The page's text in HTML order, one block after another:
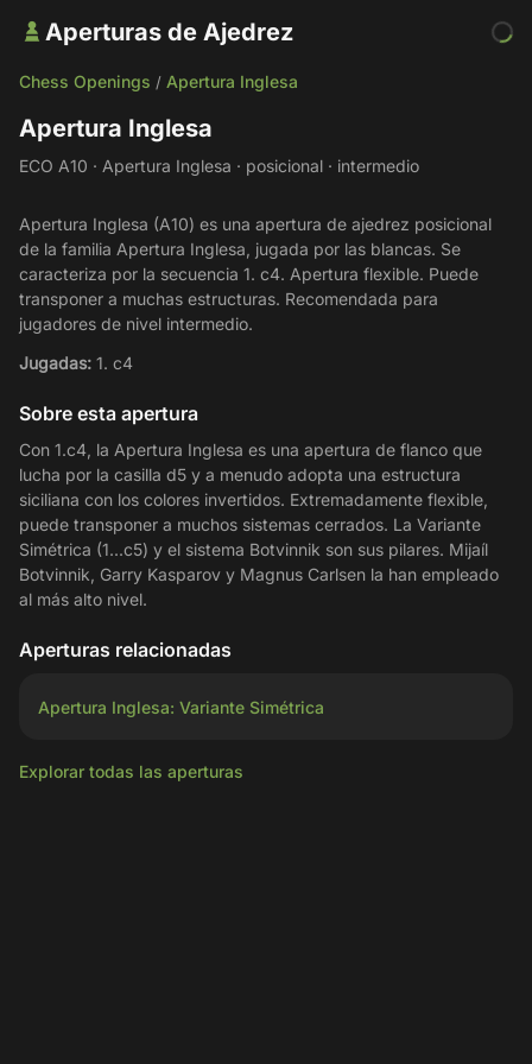
Aperturas de Ajedrez
Chess Openings / Apertura Inglesa
Apertura Inglesa
ECO A10 · Apertura Inglesa · posicional · intermedio
Apertura Inglesa (A10) es una apertura de ajedrez posicional
de la familia Apertura Inglesa, jugada por las blancas. Se
caracteriza por la secuencia 1. c4. Apertura flexible. Puede
transponer a muchas estructuras. Recomendada para
jugadores de nivel intermedio.
Jugadas: 1. c4
Sobre esta apertura
Con 1.c4, la Apertura Inglesa es una apertura de flanco que
lucha por la casilla d5 y a menudo adopta una estructura
siciliana con los colores invertidos. Extremadamente flexible,
puede transponer a muchos sistemas cerrados. La Variante
Simétrica (1...c5) y el sistema Botvinnik son sus pilares. Mijaíl
Botvinnik, Garry Kasparov y Magnus Carlsen la han empleado
al más alto nivel.
Aperturas relacionadas
Apertura Inglesa: Variante Simétrica
Explorar todas las aperturas